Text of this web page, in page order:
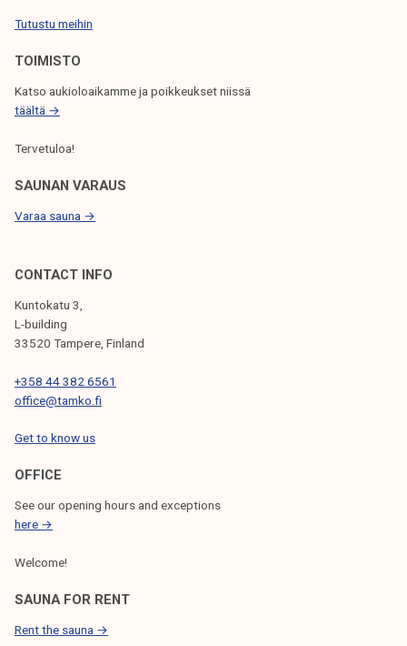
n
1
.
4
.
.
0
2
Tutustu meihin
TOIMISTO
Katso aukioloaikamme ja poikkeukset niissä
täältä →
Tervetuloa!
SAUNAN VARAUS
Varaa sauna →
CONTACT INFO
Kuntokatu 3,
L-building
33520 Tampere, Finland
+358 44 382 6561
office@tamko.fi
Get to know us
OFFICE
See our opening hours and exceptions
here →
Welcome!
SAUNA FOR RENT
Rent the sauna →